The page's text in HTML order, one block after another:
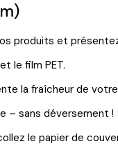
produits et
le film PET.
la fraîcheur de
– sans déversement !
le papier de